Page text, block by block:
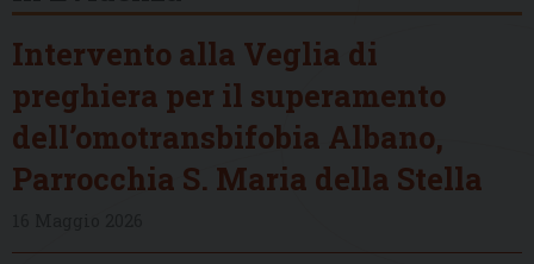
Intervento alla Veglia di
preghiera per il superamento
dell’omotransbifobia Albano,
Parrocchia S. Maria della Stella